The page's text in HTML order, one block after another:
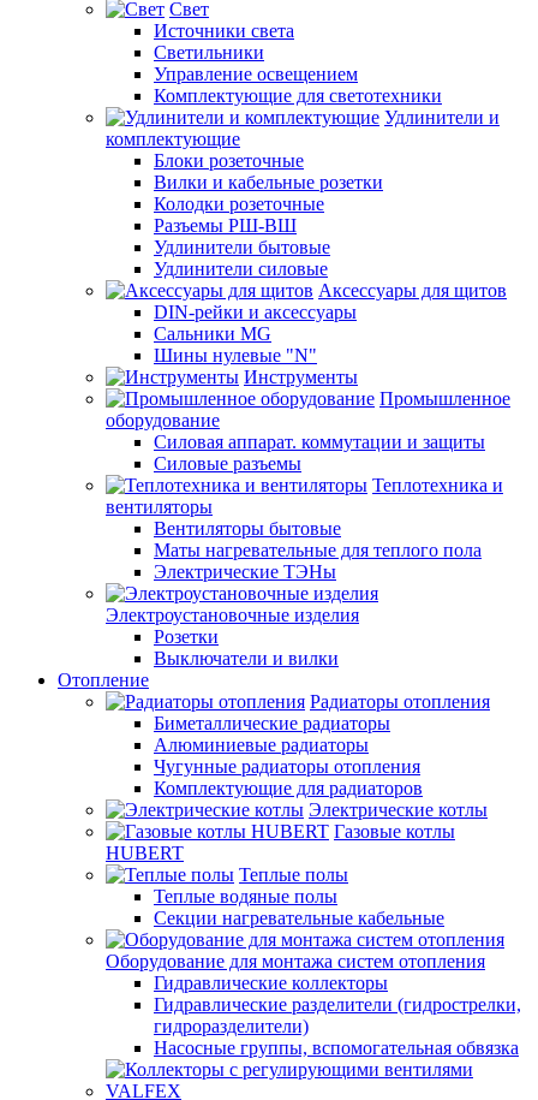
Свет
Источники света
Светильники
Управление освещением
Комплектующие для светотехники
Удлинители и
комплектующие
Блоки розеточные
Вилки и кабельные розетки
Колодки розеточные
Разъемы РШ-ВШ
Удлинители бытовые
Удлинители силовые
Аксессуары для щитов
DIN-рейки и аксессуары
Сальники MG
Шины нулевые "N"
Инструменты
Промышленное
оборудование
Силовая аппарат. коммутации и защиты
Силовые разъемы
Теплотехника и
вентиляторы
Вентиляторы бытовые
Маты нагревательные для теплого пола
Электрические ТЭНы
Электроустановочные изделия
Розетки
Выключатели и вилки
Отопление
Радиаторы отопления
Биметаллические радиаторы
Алюминиевые радиаторы
Чугунные радиаторы отопления
Комплектующие для радиаторов
Электрические котлы
Газовые котлы
HUBERT
Теплые полы
Теплые водяные полы
Секции нагревательные кабельные
Оборудование для монтажа систем отопления
Гидравлические коллекторы
Гидравлические разделители (гидрострелки,
гидроразделители)
Насосные группы, вспомогательная обвязка